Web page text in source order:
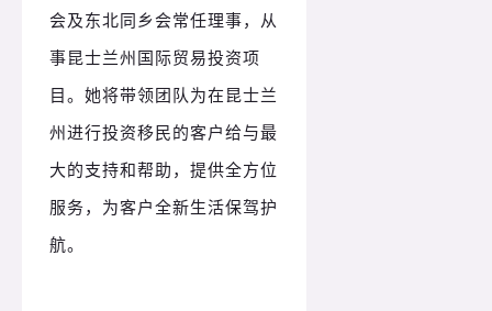
会及东北同乡会常任理事，从
事昆士兰州国际贸易投资项
目。她将带领团队为在昆士兰
州进行投资移民的客户给与最
大的支持和帮助，提供全方位
服务，为客户全新生活保驾护
航。